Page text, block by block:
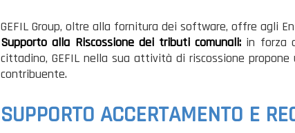
GEFIL Group, oltre alla fornitura dei software, offre agli
Supporto alla Riscossione dei tributi comunali: in forza
cittadino, GEFIL nella sua attività di riscossione
contribuente.
SUPPORTO ACCERTAMENTO E